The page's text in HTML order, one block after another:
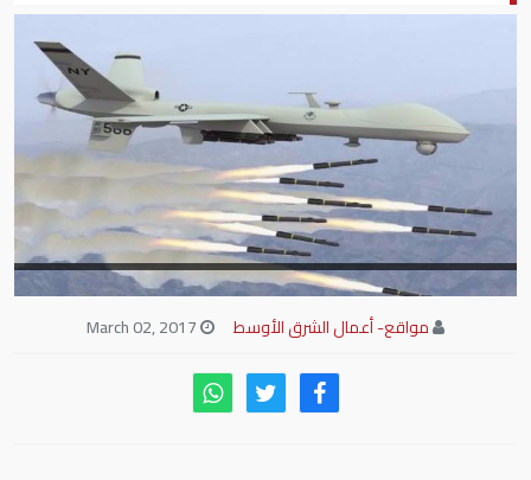
مواقع- أعمال الشرق الأوسط